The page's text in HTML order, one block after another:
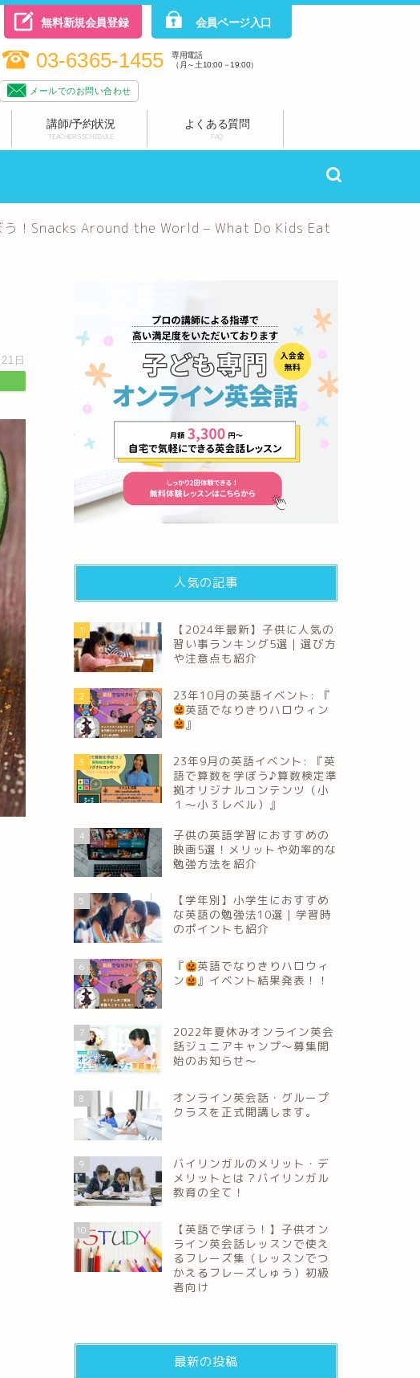
無料新規会員登録 会員ページ入口
03-6365-1455
専用電話
（月～土10:00－19:00）
メールでのお問い合わせ
講師/予約状況
TEACHERS SCHEDULE
よくある質問
FAQ
う！Snacks Around the World – What Do Kids Eat
日
人気の記事
1
【2024年最新】子供に人気の
習い事ランキング5選｜選び方
や注意点も紹介
2
23年10月の英語イベント: 『
英語でなりきりハロウィン
』
3
23年9月の英語イベント: 『英
語で算数を学ぼう♪算数検定準
拠オリジナルコンテンツ（小
１～小３レベル）』
4
子供の英語学習におすすめの
映画5選！メリットや効率的な
勉強方法を紹介
5
【学年別】小学生におすすめ
な英語の勉強法10選｜学習時
のポイントも紹介
6 『
英語でなりきりハロウィ
ン
』イベント結果発表！！
7
2022年夏休みオンライン英会
話ジュニアキャンプ～募集開
始のお知らせ～
8
オンライン英会話・グループ
クラスを正式開講します。
9
バイリンガルのメリット・デ
メリットとは？バイリンガル
教育の全て！
10
【英語で学ぼう！】子供オン
ライン英会話レッスンで使え
るフレーズ集（レッスンでつ
かえるフレーズしゅう）初級
者向け
最新の投稿